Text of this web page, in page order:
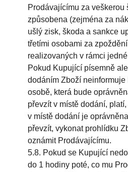
Prodávajícímu za veškerou
způsobena (zejména za
ušlý zisk, škoda a sankce
třetími osobami za
realizovaných v rámci
Pokud Kupující písemně
dodáním Zboží
osobě, která bude
převzít v místě dodání,
v místě dodání je
převzít, vykonat prohlídku
oznámit Prodávajícímu.
5.8. Pokud se Kupující
do 1 hodiny poté, co mu